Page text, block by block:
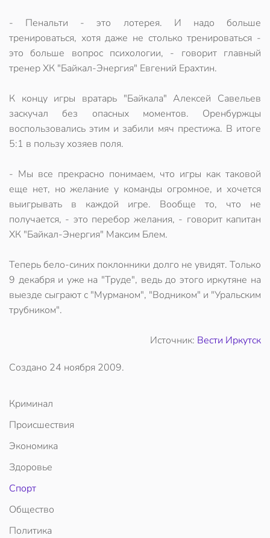
- Пенальти - это лотерея. И надо больше
тренироваться, хотя даже не столько тренироваться -
это больше вопрос психологии, - говорит главный
тренер ХК "Байкал-Энергия" Евгений Ерахтин.
К концу игры вратарь "Байкала" Алексей Савельев
заскучал без опасных моментов. Оренбуржцы
воспользовались этим и забили мяч престижа. В итоге
5:1 в пользу хозяев поля.
- Мы все прекрасно понимаем, что игры как таковой
еще нет, но желание у команды огромное, и хочется
выигрывать в каждой игре. Вообще то, что не
получается, - это перебор желания, - говорит капитан
ХК "Байкал-Энергия" Максим Блем.
Теперь бело-синих поклонники долго не увидят. Только
9 декабря и уже на "Труде", ведь до этого иркутяне на
выезде сыграют с "Мурманом", "Водником" и "Уральским
трубником".
Источник: Вести Иркутск
Создано 24 ноября 2009.
Криминал
Происшествия
Экономика
Здоровье
Спорт
Общество
Политика